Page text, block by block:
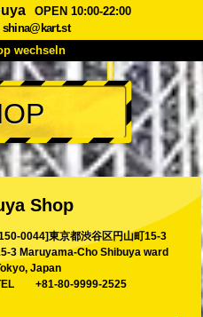
OPEN 10:00-22:00
shina@kart.st
wechseln
Preise
FAQ
Buchung
Tokio Akihabara#1
Shop
0044]東京都渋谷区円山町15-3
3 Maruyama-Cho Shibuya ward
Japan
+81-80-9999-2525